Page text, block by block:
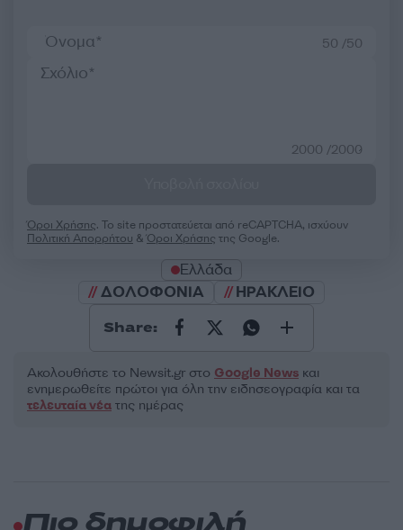
50 /50
2000 /2000
Όροι Χρήσης. Το site προστατεύεται από reCAPTCHA, ισχύουν
Πολιτική Απορρήτου &Όροι Χρήσης της Google.
Ελλάδα
ΔΟΛΟΦΟΝΙΑ
ΗΡΑΚΛΕΙΟ
Share:
Ακολουθήστε το Νewsit.gr στο Google News και
ενημερωθείτε πρώτοι για όλη την ειδησεογραφία και τα
τελευταία νέα της ημέρας
Πιο δημοφιλή